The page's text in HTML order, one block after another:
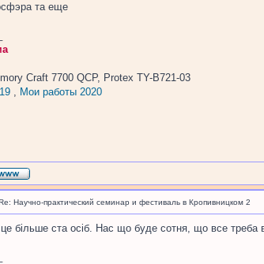
та еще
Craft 7700 QCP, Protex TY-B721-03
, Мои работы 2020
Научно-практический семинар и фестиваль в Кропивницком 2
більше ста осіб. Нас що буде сотня, що все треба